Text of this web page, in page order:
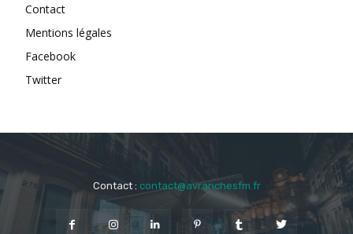
Contact
Mentions légales
Facebook
Twitter
Contact : contact@avranchesfm.fr